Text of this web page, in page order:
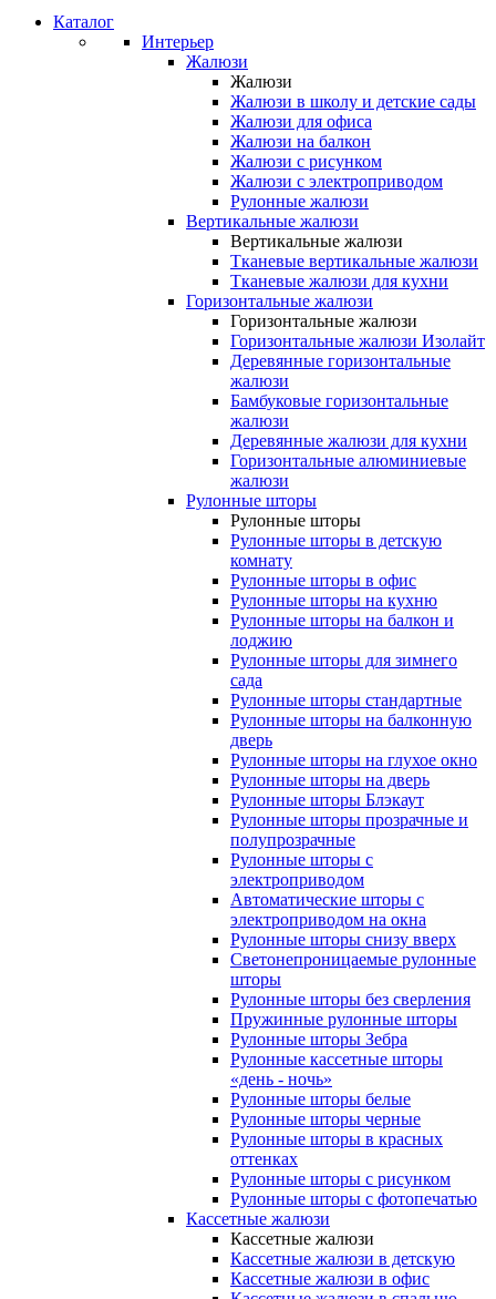
Каталог
Интерьер
Жалюзи
Жалюзи
Жалюзи в школу и детские сады
Жалюзи для офиса
Жалюзи на балкон
Жалюзи с рисунком
Жалюзи с электроприводом
Рулонные жалюзи
Вертикальные жалюзи
Вертикальные жалюзи
Тканевые вертикальные жалюзи
Тканевые жалюзи для кухни
Горизонтальные жалюзи
Горизонтальные жалюзи
Горизонтальные жалюзи Изолайт
Деревянные горизонтальные
жалюзи
Бамбуковые горизонтальные
жалюзи
Деревянные жалюзи для кухни
Горизонтальные алюминиевые
жалюзи
Рулонные шторы
Рулонные шторы
Рулонные шторы в детскую
комнату
Рулонные шторы в офис
Рулонные шторы на кухню
Рулонные шторы на балкон и
лоджию
Рулонные шторы для зимнего
сада
Рулонные шторы стандартные
Рулонные шторы на балконную
дверь
Рулонные шторы на глухое окно
Рулонные шторы на дверь
Рулонные шторы Блэкаут
Рулонные шторы прозрачные и
полупрозрачные
Рулонные шторы с
электроприводом
Автоматические шторы с
электроприводом на окна
Рулонные шторы снизу вверх
Светонепроницаемые рулонные
шторы
Рулонные шторы без сверления
Пружинные рулонные шторы
Рулонные шторы Зебра
Рулонные кассетные шторы
«день - ночь»
Рулонные шторы белые
Рулонные шторы черные
Рулонные шторы в красных
оттенках
Рулонные шторы с рисунком
Рулонные шторы с фотопечатью
Кассетные жалюзи
Кассетные жалюзи
Кассетные жалюзи в детскую
Кассетные жалюзи в офис